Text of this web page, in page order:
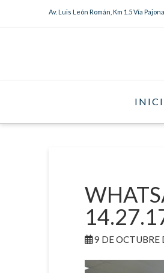
Av. Luis León Román, Km 1.5 Vía
9 DE OCTUBRE